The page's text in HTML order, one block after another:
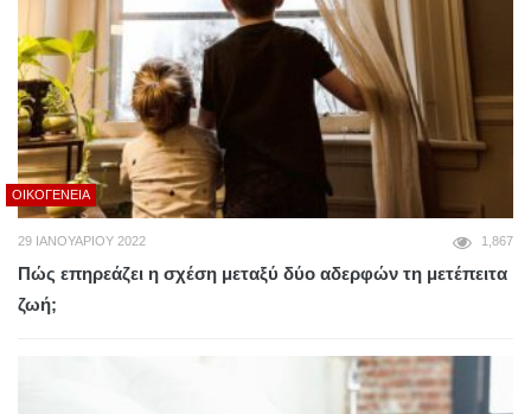
ΟΙΚΟΓΈΝΕΙΑ
29 ΙΑΝΟΥΑΡΊΟΥ 2022 1,867
Πώς επηρεάζει η σχέση μεταξύ δύο αδερφών τη μετέπειτα
ζωή;